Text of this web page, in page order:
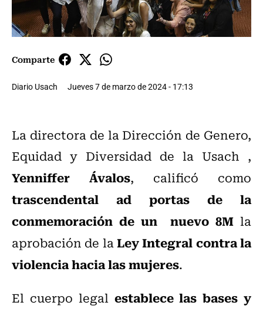
Comparte
Diario Usach Jueves 7 de marzo de 2024 - 17:13
La directora de la Dirección de Genero,
Equidad y Diversidad de la Usach ,
Yenniffer Ávalos, calificó como
trascendental ad portas de la
conmemoración de un nuevo 8M la
aprobación de laLey Integral contra la
violencia hacia las mujeres.
El cuerpo legal establece las bases y